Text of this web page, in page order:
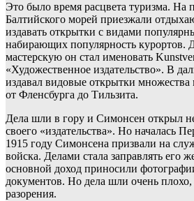
Это было время расцвета туризма. На
Балтийского морей приезжали
издавать открытки с видами
набирающих популярность курортов.
мастерскую он стал именовать
«Художественное издательство». В
издавал видовые открытки множества
от Фленсбурга до Тильзита.
Дела шли в гору и Симонсен открыл
своего «издательства». Но началась
1915 году Симонсена призвали на
войска. Делами стала заправлять его
основной доход приносили
документов. Но дела шли очень
разорения.